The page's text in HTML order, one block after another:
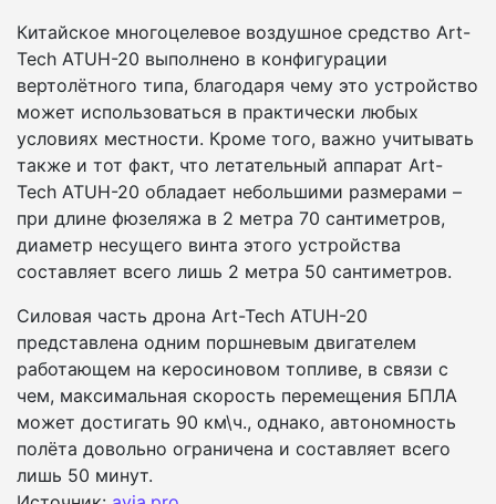
Китайское многоцелевое воздушное средство Art-
Tech ATUH-20 выполнено в конфигурации
вертолётного типа, благодаря чему это устройство
может использоваться в практически любых
условиях местности. Кроме того, важно учитывать
также и тот факт, что летательный аппарат Art-
Tech ATUH-20 обладает небольшими размерами –
при длине фюзеляжа в 2 метра 70 сантиметров,
диаметр несущего винта этого устройства
составляет всего лишь 2 метра 50 сантиметров.
Силовая часть дрона Art-Tech ATUH-20
представлена одним поршневым двигателем
работающем на керосиновом топливе, в связи с
чем, максимальная скорость перемещения БПЛА
может достигать 90 км\ч., однако, автономность
полёта довольно ограничена и составляет всего
лишь 50 минут.